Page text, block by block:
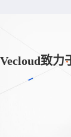
Vecloud致力